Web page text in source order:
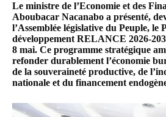
Le ministre de l’Economie et des
Aboubacar Nacanabo a présenté,
l’Assemblée législative du Peuple, le
développement RELANCE 2026-
8 mai. Ce programme stratégique
refonder durablement l’économie
de la souveraineté productive, de
nationale et du financement